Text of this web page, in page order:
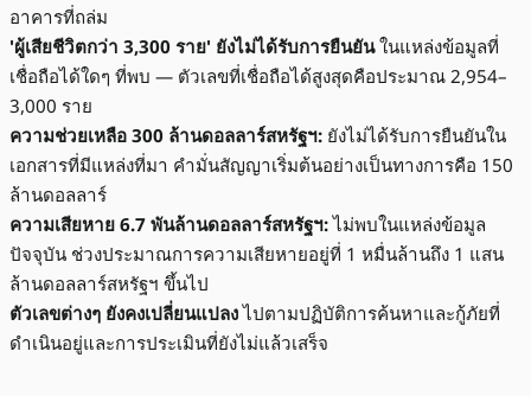
อาคารที่ถล่ม
'ผู้เสียชีวิตกว่า 3,300 ราย' ยังไม่ได้รับการยืนยันในแหล่งข้อมูลที่
เชื่อถือได้ใดๆ ที่พบ — ตัวเลขที่เชื่อถือได้สูงสุดคือประมาณ 2,954–
3,000 ราย
ความช่วยเหลือ 300 ล้านดอลลาร์สหรัฐฯ: ยังไม่ได้รับการยืนยันใน
เอกสารที่มีแหล่งที่มา คำมั่นสัญญาเริ่มต้นอย่างเป็นทางการคือ 150
ล้านดอลลาร์
ความเสียหาย 6.7 พันล้านดอลลาร์สหรัฐฯ:ไม่พบในแหล่งข้อมูล
ปัจจุบัน ช่วงประมาณการความเสียหายอยู่ที่ 1 หมื่นล้านถึง 1 แสน
ล้านดอลลาร์สหรัฐฯ ขึ้นไป
ตัวเลขต่างๆ ยังคงเปลี่ยนแปลงไปตามปฏิบัติการค้นหาและกู้ภัยที่
ดำเนินอยู่และการประเมินที่ยังไม่แล้วเสร็จ